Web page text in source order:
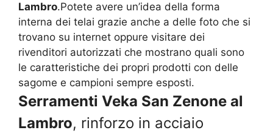
Lambro.Potete avere un’idea della forma
interna dei telai grazie anche a delle foto che si
trovano su internet oppure visitare dei
rivenditori autorizzati che mostrano quali sono
le caratteristiche dei propri prodotti con delle
sagome e campioni sempre esposti.
Serramenti Veka San Zenone al
Lambro, rinforzo in acciaio